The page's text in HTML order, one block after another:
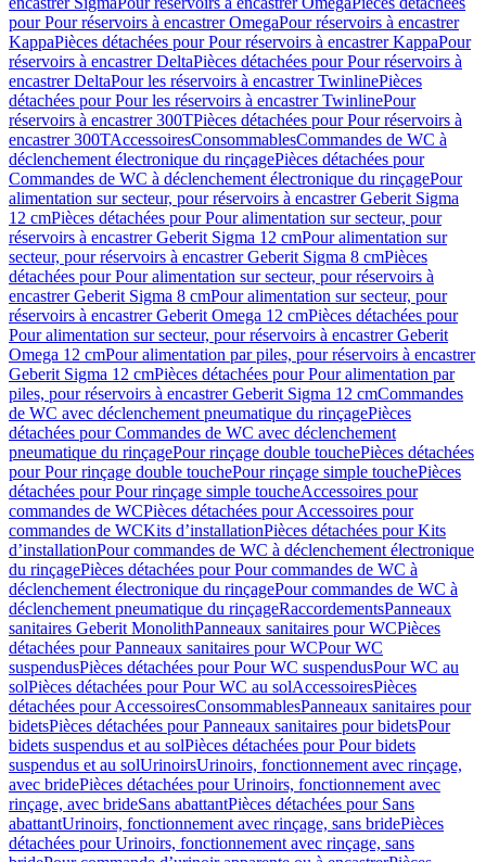
pour Pour réservoirs à encastrer OmegaPour réservoirs à encastrer
KappaPièces détachées pour Pour réservoirs à encastrer KappaPour
réservoirs à encastrer DeltaPièces détachées pour Pour réservoirs à
encastrer DeltaPour les réservoirs à encastrer TwinlinePièces
détachées pour Pour les réservoirs à encastrer TwinlinePour
réservoirs à encastrer 300TPièces détachées pour Pour réservoirs à
encastrer 300TAccessoiresConsommablesCommandes de WC à
déclenchement électronique du rinçagePièces détachées pour
Commandes de WC à déclenchement électronique du rinçagePour
alimentation sur secteur, pour réservoirs à encastrer Geberit Sigma
12 cmPièces détachées pour Pour alimentation sur secteur, pour
réservoirs à encastrer Geberit Sigma 12 cmPour alimentation sur
secteur, pour réservoirs à encastrer Geberit Sigma 8 cmPièces
détachées pour Pour alimentation sur secteur, pour réservoirs à
encastrer Geberit Sigma 8 cmPour alimentation sur secteur, pour
réservoirs à encastrer Geberit Omega 12 cmPièces détachées pour
Pour alimentation sur secteur, pour réservoirs à encastrer Geberit
Omega 12 cmPour alimentation par piles, pour réservoirs à encastrer
Geberit Sigma 12 cmPièces détachées pour Pour alimentation par
piles, pour réservoirs à encastrer Geberit Sigma 12 cmCommandes
de WC avec déclenchement pneumatique du rinçagePièces
détachées pour Commandes de WC avec déclenchement
pneumatique du rinçagePour rinçage double touchePièces détachées
pour Pour rinçage double touchePour rinçage simple touchePièces
détachées pour Pour rinçage simple toucheAccessoires pour
commandes de WCPièces détachées pour Accessoires pour
commandes de WCKits d’installationPièces détachées pour Kits
d’installationPour commandes de WC à déclenchement électronique
du rinçagePièces détachées pour Pour commandes de WC à
déclenchement électronique du rinçagePour commandes de WC à
déclenchement pneumatique du rinçageRaccordementsPanneaux
sanitaires Geberit MonolithPanneaux sanitaires pour WCPièces
détachées pour Panneaux sanitaires pour WCPour WC
suspendusPièces détachées pour Pour WC suspendusPour WC au
solPièces détachées pour Pour WC au solAccessoiresPièces
détachées pour AccessoiresConsommablesPanneaux sanitaires pour
bidetsPièces détachées pour Panneaux sanitaires pour bidetsPour
bidets suspendus et au solPièces détachées pour Pour bidets
suspendus et au solUrinoirsUrinoirs, fonctionnement avec rinçage,
avec bridePièces détachées pour Urinoirs, fonctionnement avec
rinçage, avec brideSans abattantPièces détachées pour Sans
abattantUrinoirs, fonctionnement avec rinçage, sans bridePièces
détachées pour Urinoirs, fonctionnement avec rinçage, sans